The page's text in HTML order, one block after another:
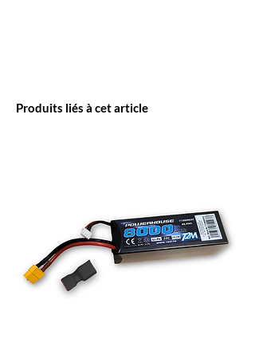
Produits liés à cet article